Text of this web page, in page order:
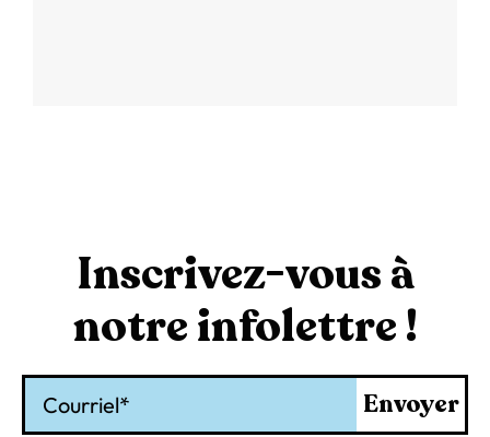
Inscrivez-vous à
notre infolettre !
Envoyer